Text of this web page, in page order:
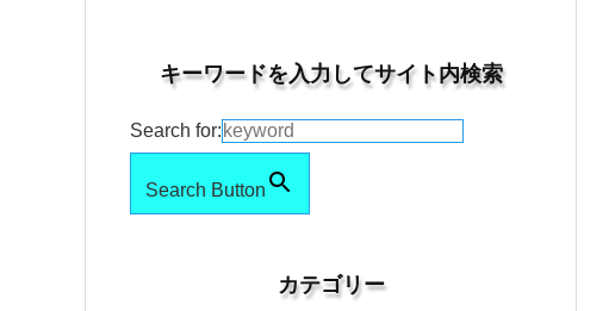
キーワードを入力してサイト内検索
Search for:
Search Button
カテゴリー